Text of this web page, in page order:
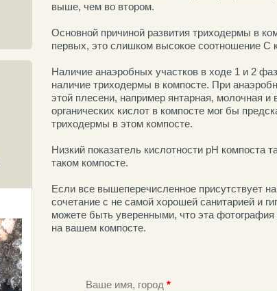
выше, чем во втором.
Основной причиной развития триходермы в
первых, это слишком высокое соотношение C
Наличие анаэробных участков в ходе 1 и 2
наличие триходермы в компосте. При
этой плесени, например янтарная, молочная
органических кислот в компосте мог бы
триходермы в этом компосте.
Низкий показатель кислотности рН компоста
таком компосте.
Если все вышеперечисленное присутствует
сочетание с не самой хорошей санитарией и
можете быть уверенными, что эта
на вашем компосте.
Ваше имя, город *